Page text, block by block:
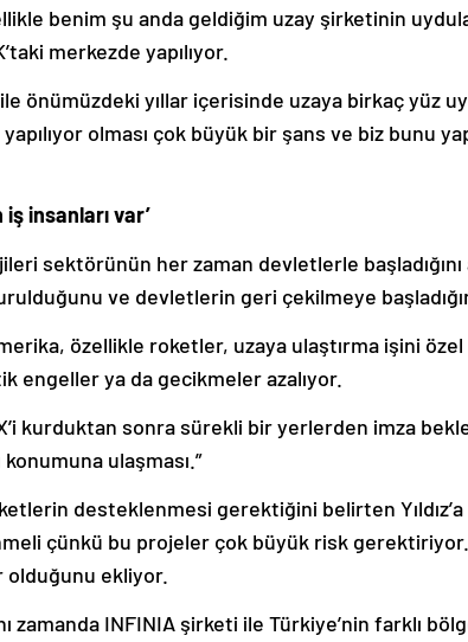
benim şu anda geldiğim uzay şirketinin
merkezde yapılıyor.
önümüzdeki yıllar içerisinde uzaya birkaç yüz
olması çok büyük bir şans ve biz bunu
insanları var’
sektörünün her zaman devletlerle
ve devletlerin geri çekilmeye
özellikle roketler, uzaya ulaştırma işini
engeller ya da gecikmeler azalıyor.
kurduktan sonra sürekli bir yerlerden imza
ulaşması.”
desteklenmesi gerektiğini belirten Yıldız’a
çünkü bu projeler çok büyük risk
olduğunu ekliyor.
zamanda INFINIA şirketi ile Türkiye’nin farklı